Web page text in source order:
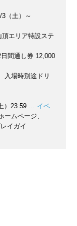
（土）～
エリア特設ステ
通し券 12,000
入場時別途ドリ
）23:59 … イベ
ームページ、
イガイ